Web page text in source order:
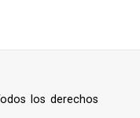
los derechos